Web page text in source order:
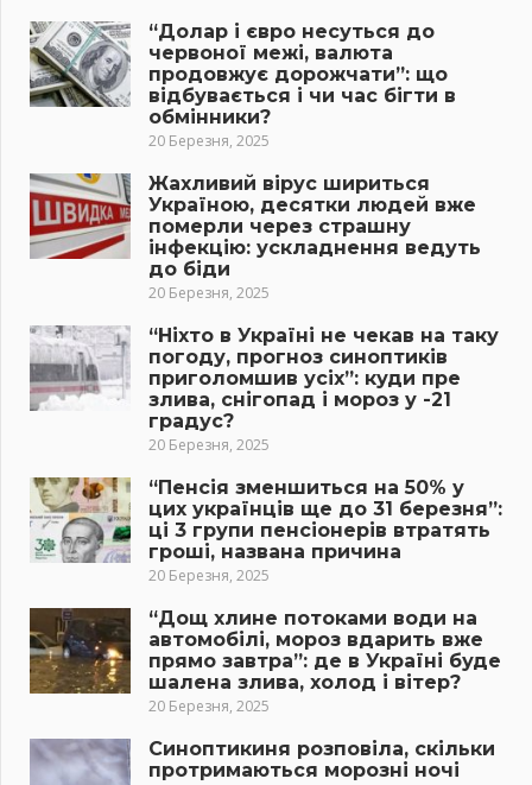
“Долар і євро несуться до
червоної межі, валюта
продовжує дорожчати”: що
відбувається і чи час бігти в
обмінники?
20 Березня, 2025
Жахливий вірус шириться
Україною, десятки людей вже
померли через страшну
інфекцію: ускладнення ведуть
до біди
20 Березня, 2025
“Ніхто в Україні не чекав на таку
погоду, прогноз синоптиків
приголомшив усіх”: куди пре
злива, снігопад і мороз у -21
градус?
20 Березня, 2025
“Пенсія зменшиться на 50% у
цих українців ще до 31 березня”:
ці 3 групи пенсіонерів втратять
гроші, названа причина
20 Березня, 2025
“Дощ хлине потоками води на
автомобілі, мороз вдарить вже
прямо завтра”: де в Україні буде
шалена злива, холод і вітер?
20 Березня, 2025
Синоптикиня розповіла, скільки
протримаються морозні ночі